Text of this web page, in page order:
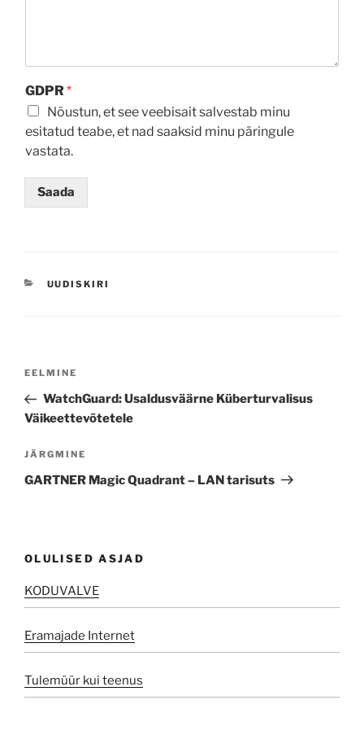
GDPR*
Nõustun, et see veebisait salvestab minu
esitatud teabe, et nad saaksid minu päringule
vastata.
Saada
CATEGORIES
UUDISKIRI
Previous
Post
EELMINE
WatchGuard: Usaldusväärne Küberturvalisus
Väikeettevõtetele
Next
Post
JÄRGMINE
GARTNER Magic Quadrant – LAN tarisuts
OLULISED ASJAD
KODUVALVE
Eramajade Internet
Tulemüür kui teenus